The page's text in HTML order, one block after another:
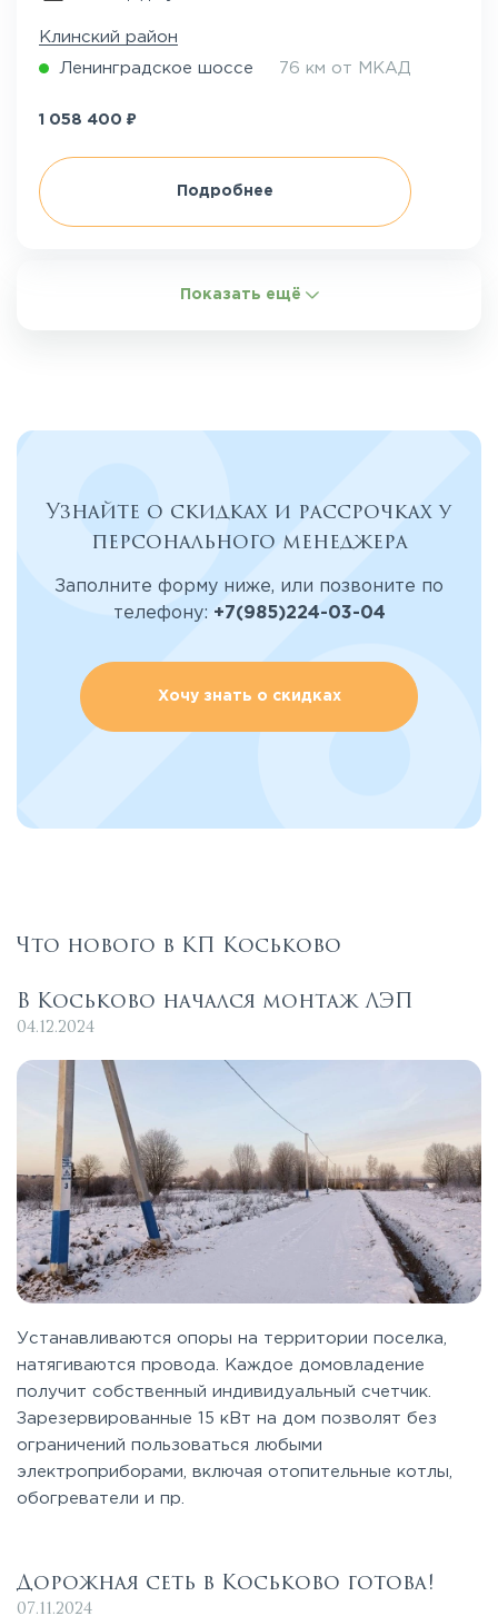
Клинский район
Ленинградское шоссе 76 км от МКАД
1 058 400 ₽
Подробнее
Показать ещё
Узнайте о скидках и рассрочках у
персонального менеджера
Заполните форму ниже, или позвоните по
телефону: +7(985)224-03-04
Хочу знать о скидках
Что нового в КП Коськово
В Коськово начался монтаж ЛЭП
04.12.2024
Устанавливаются опоры на территории поселка,
натягиваются провода. Каждое домовладение
получит собственный индивидуальный счетчик.
Зарезервированные 15 кВт на дом позволят без
ограничений пользоваться любыми
электроприборами, включая отопительные котлы,
обогреватели и пр.
Дорожная сеть в Коськово готова!
07.11.2024